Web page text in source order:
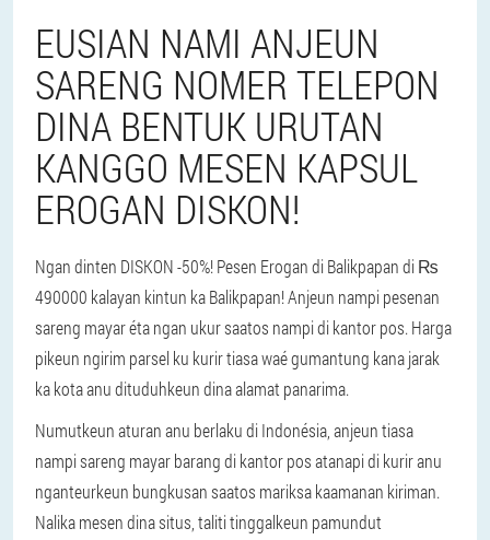
EUSIAN NAMI ANJEUN
SARENG NOMER TELEPON
DINA BENTUK URUTAN
KANGGO MESEN KAPSUL
EROGAN DISKON!
Ngan dinten DISKON -50%! Pesen Erogan di Balikpapan di ₨
490000 kalayan kintun ka Balikpapan! Anjeun nampi pesenan
sareng mayar éta ngan ukur saatos nampi di kantor pos. Harga
pikeun ngirim parsel ku kurir tiasa waé gumantung kana jarak
ka kota anu dituduhkeun dina alamat panarima.
Numutkeun aturan anu berlaku di Indonésia, anjeun tiasa
nampi sareng mayar barang di kantor pos atanapi di kurir anu
nganteurkeun bungkusan saatos mariksa kaamanan kiriman.
Nalika mesen dina situs, taliti tinggalkeun pamundut